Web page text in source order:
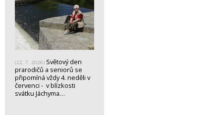
(22. 7. 2026) Světový den
prarodičů a seniorů se
připomíná vždy 4. neděli v
červenci - v blízkosti
svátku Jáchyma…